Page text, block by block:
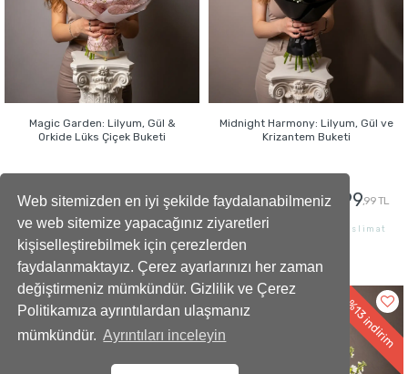
Web sitemizden en iyi şekilde faydalanabilmeniz
ve web sitemize yapacağınız ziyaretleri
kişiselleştirebilmek için çerezlerden
faydalanmaktayız. Çerez ayarlarınızı her zaman
değiştirmeniz mümkündür. Gizlilik ve Çerez
Politikamıza ayrıntılardan ulaşmanız
mümkündür. Ayrıntıları inceleyin
Magic Garden: Lilyum, Gül &
Orkide Lüks Çiçek Buketi
5999,99 TL 5699 ,99 TL
İstanbul İçi Aynı Gün Teslimat
GÖNDER
Midnight Harmony: Lilyum, Gül ve
Krizantem Buketi
2999,99 TL 2799,99 TL
İstanbul İçi Aynı Gün Teslimat
GÖNDER
%9
indirim
%13
indirim